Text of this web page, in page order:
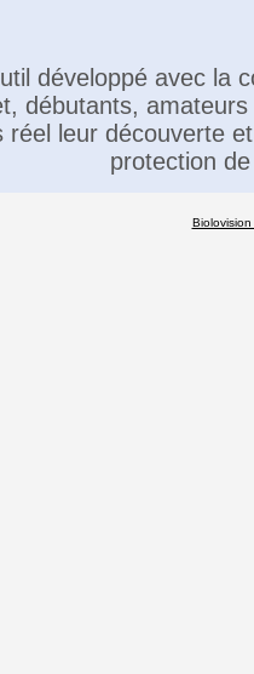
développé avec la
débutants,
réel leur découverte
protection
Biolovision